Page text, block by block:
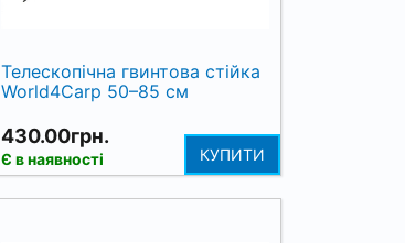
Телескопічна гвинтова стійка
World4Carp 50–85 см
430.00грн.
Є в наявності КУПИТИ